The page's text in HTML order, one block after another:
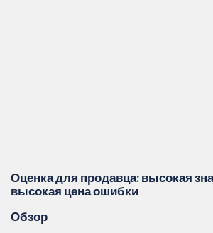
Оценка для продавца: высокая
высокая цена ошибки
Обзор